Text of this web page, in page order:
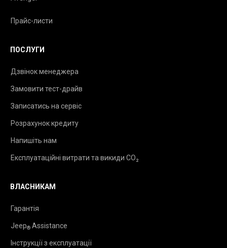
Прайс-листи
ПОСЛУГИ
Дзвінок менеджера
Замовити тест-драйв
Записатись на сервіс
Розрахунок кредиту
Напишіть нам
Експлуатаційні витрати та викиди CO₂
ВЛАСНИКАМ
Гарантія
Jeep® Assistance
Інструкції з експлуатації